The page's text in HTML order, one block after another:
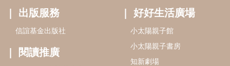
2025信誼年度報告
育兒服務
好好育兒
好孕袋